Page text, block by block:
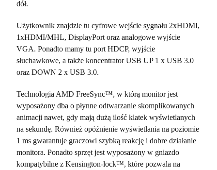
dół.
Użytkownik znajdzie tu cyfrowe wejście sygnału 2xHDMI,
1xHDMI/MHL, DisplayPort oraz analogowe wyjście
VGA. Ponadto mamy tu port HDCP, wyjście
słuchawkowe, a także koncentrator USB UP 1 x USB 3.0
oraz DOWN 2 x USB 3.0.
Technologia AMD FreeSync™, w którą monitor jest
wyposażony dba o płynne odtwarzanie skomplikowanych
animacji nawet, gdy mają dużą ilość klatek wyświetlanych
na sekundę. Również opóźnienie wyświetlania na poziomie
1 ms gwarantuje graczowi szybką reakcję i dobre działanie
monitora. Ponadto sprzęt jest wyposażony w gniazdo
kompatybilne z Kensington-lock™, które pozwala na